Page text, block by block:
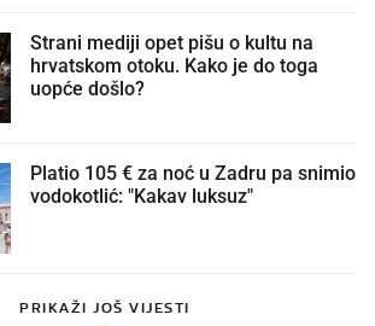
Strani mediji opet pišu o kultu na
hrvatskom otoku. Kako je do toga
uopće došlo?
Platio 105 € za noć u Zadru pa snimio
vodokotlić: "Kakav luksuz"
PRIKAŽI JOŠ VIJESTI